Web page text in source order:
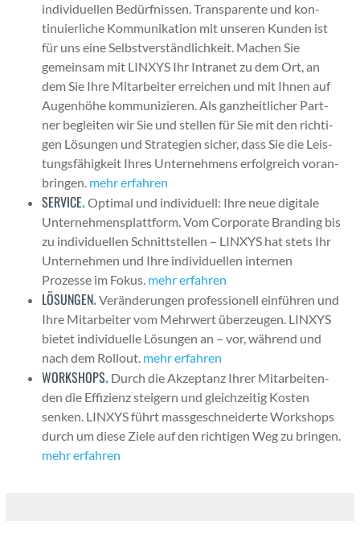
indi­vidu­ellen Bedürfnis­sen. Trans­par­ente und kon­
tinuier­liche Kom­mu­nika­tion mit unseren Kun­den ist
für uns eine Selb­stver­ständlichkeit. Machen Sie
gemein­sam mit LINXYS Ihr Intranet zu dem Ort, an
dem Sie Ihre Mitar­beit­er erre­ichen und mit Ihnen auf
Augen­höhe kom­mu­nizieren. Als ganzheitlich­er Part­
ner begleit­en wir Sie und stellen für Sie mit den richti­
gen Lösun­gen und Strate­gien sich­er, dass Sie die Leis­
tungs­fähigkeit Ihres Unternehmens erfol­gre­ich voran­
brin­gen. mehr erfahren
SERVICE.Opti­mal und indi­vidu­ell: Ihre neue dig­i­tale
Unternehmen­splat­tform. Vom Cor­po­rate Brand­ing bis
zu indi­vidu­ellen Schnittstellen – LINXYS hat stets Ihr
Unternehmen und Ihre indi­vidu­ellen inter­nen
Prozesse im Fokus. mehr erfahren
LÖSUNGEN.Verän­derun­gen pro­fes­sionell ein­führen und
Ihre Mitar­beit­er vom Mehrw­ert überzeu­gen. LINXYS
bietet indi­vidu­elle Lösun­gen an – vor, während und
nach dem Roll­out. mehr erfahren
WORKSHOPS. Durch die Akzep­tanz Ihrer Mitar­bei­t­en­
den die Effizienz steigern und gle­ichzeit­ig Kosten
senken. LINXYS führt mass­geschnei­derte Work­shops
durch um diese Ziele auf den richti­gen Weg zu brin­gen.
mehr erfahren